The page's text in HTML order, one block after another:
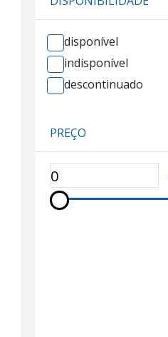
disponível
indisponível
descontinuado
PREÇO